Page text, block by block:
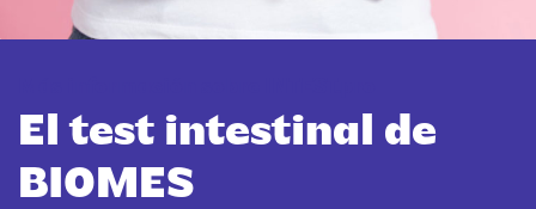
El test intestinal de
BIOMES